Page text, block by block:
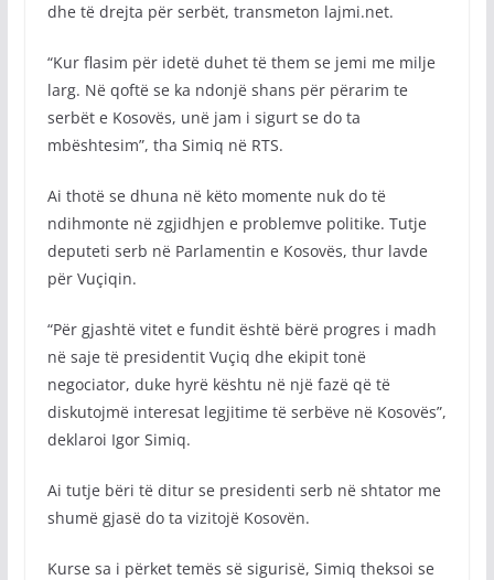
dhe të drejta për serbët, transmeton lajmi.net.
“Kur flasim për idetë duhet të them se jemi me milje
larg. Në qoftë se ka ndonjë shans për përarim te
serbët e Kosovës, unë jam i sigurt se do ta
mbështesim”, tha Simiq në RTS.
Ai thotë se dhuna në këto momente nuk do të
ndihmonte në zgjidhjen e problemve politike. Tutje
deputeti serb në Parlamentin e Kosovës, thur lavde
për Vuçiqin.
“Për gjashtë vitet e fundit është bërë progres i madh
në saje të presidentit Vuçiq dhe ekipit tonë
negociator, duke hyrë kështu në një fazë që të
diskutojmë interesat legjitime të serbëve në Kosovës”,
deklaroi Igor Simiq.
Ai tutje bëri të ditur se presidenti serb në shtator me
shumë gjasë do ta vizitojë Kosovën.
Kurse sa i përket temës së sigurisë, Simiq theksoi se